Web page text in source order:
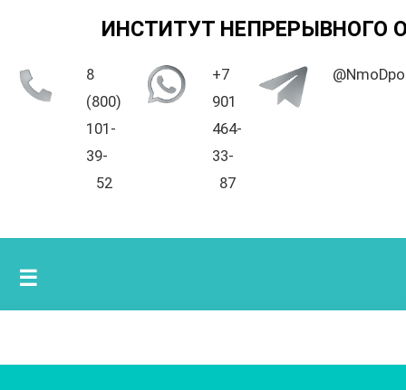
ИНСТИТУТ НЕПРЕРЫВНОГО
8
(800)
101-
39-
52
+7
901
464-
33-
87
☰